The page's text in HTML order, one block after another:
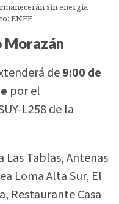
sin energía
ENEE
Morazán
de9:00 de
por el
L258 de la
Las Tablas, Antenas
Loma Alta Sur, El
Restaurante Casa